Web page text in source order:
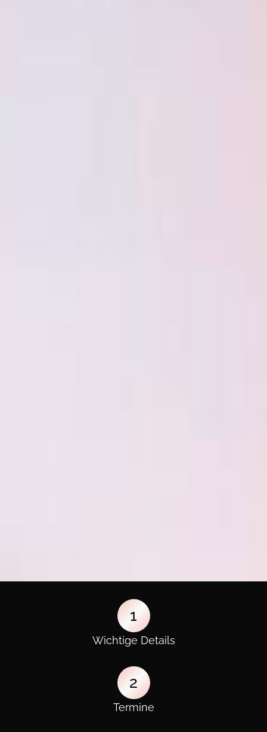
1
Wichtige Details
2
Termine